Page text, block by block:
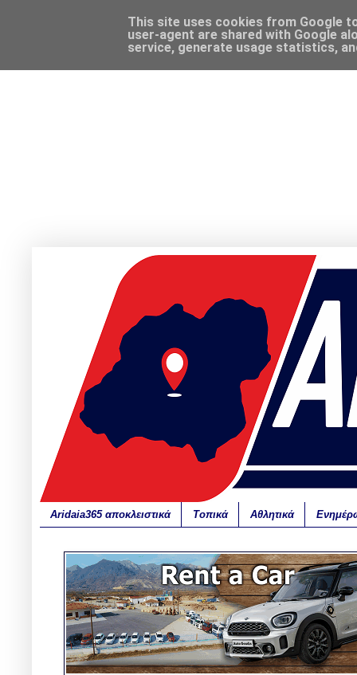
Aridaia365 αποκλειστικά Τοπικά Αθλητικά
This site uses cookies from Google
user-agent are shared with Google
service, generate usage statistics,